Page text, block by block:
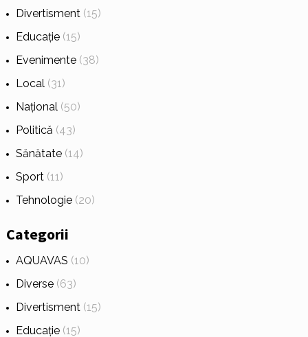
Divertisment(15)
Educație(15)
Evenimente(38)
Local (31)
Național (50)
Politică (43)
Sănătate(14)
Sport(11)
Tehnologie(20)
Categorii
AQUAVAS (10)
Diverse(63)
Divertisment(15)
Educație(15)